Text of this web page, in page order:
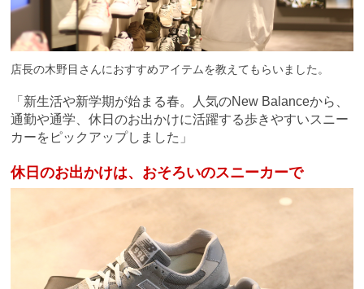
店長の木野目さんにおすすめアイテムを教えてもらいました。
「新生活や新学期が始まる春。人気のNew Balanceから、
通勤や通学、休日のお出かけに活躍する歩きやすいスニー
カーをピックアップしました」
休日のお出かけは、 おそろいのスニーカーで